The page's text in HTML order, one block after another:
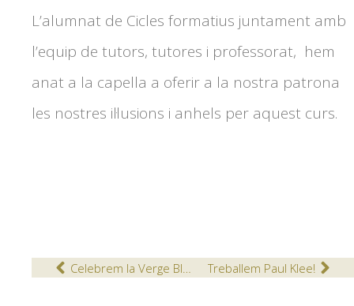
L’alumnat de Cicles formatius juntament amb
l’equip de tutors, tutores i professorat, hem
anat a la capella a oferir a la nostra patrona
les nostres il·lusions i anhels per aquest curs.
Treballem Paul Klee!